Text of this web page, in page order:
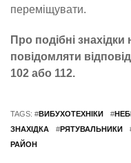
переміщувати.
Про подібні
повідомляти
102 або 112.
TAGS: #ВИБУХОТЕХНІКИ #
ЗНАХІДКА
#РЯТУВАЛЬНИКИ
РАЙОН